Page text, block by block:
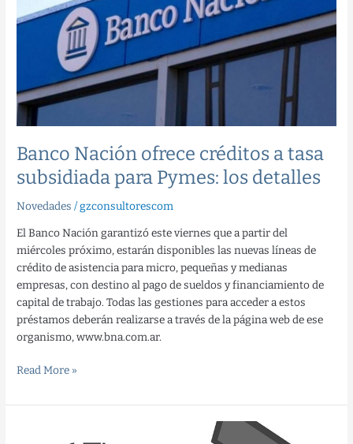
Banco Nación ofrece créditos a tasa
subsidiada para Pymes: los detalles
Novedades /gzconsultorescom
El Banco Nación garantizó este viernes que a partir del
miércoles próximo, estarán disponibles las nuevas líneas de
crédito de asistencia para micro, pequeñas y medianas
empresas, con destino al pago de sueldos y financiamiento de
capital de trabajo. Todas las gestiones para acceder a estos
préstamos deberán realizarse a través de la página web de ese
organismo, www.bna.com.ar.
créditos
a
subsidiada
Pymes:
los
detalles
Read More »